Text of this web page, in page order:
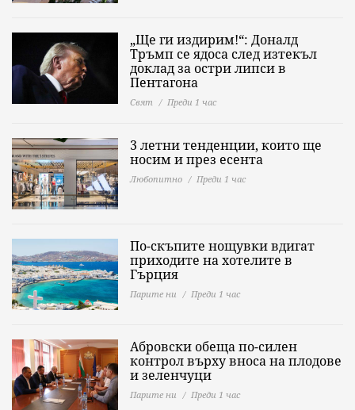
„Ще ги издирим!“: Доналд
Тръмп се ядоса след изтекъл
доклад за остри липси в
Пентагона
Свят Преди 1 час
3 летни тенденции, които ще
носим и през есента
Любопитно Преди 1 час
По-скъпите нощувки вдигат
приходите на хотелите в
Гърция
Парите ни Преди 1 час
Абровски обеща по-силен
контрол върху вноса на плодове
и зеленчуци
Парите ни Преди 1 час